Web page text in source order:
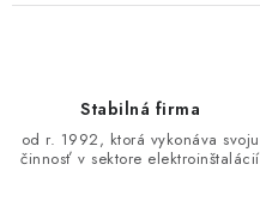
KARIÉRA
VÝPREDAJ
Stabilná firma
od r. 1992, ktorá vykonáva svoju
činnosť v sektore elektroinštalácií